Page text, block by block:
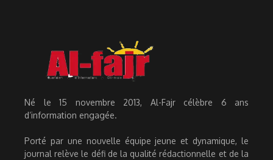
Né le 15 novembre 2013, Al-Fajr célèbre 6 ans
d’information engagée.
Porté par une nouvelle équipe jeune et dynamique, le
journal relève le défi de la qualité rédactionnelle et de la